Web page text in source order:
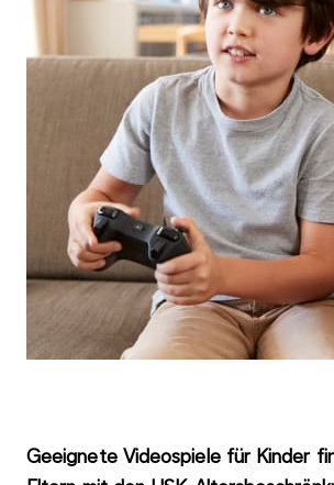
Geeignete Videospiele für Kinder